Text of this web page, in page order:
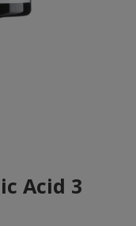
Acid 3